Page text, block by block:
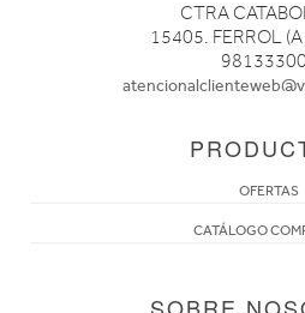
CTRA
15405. FERROL
OFERTAS
CATÁLOGO